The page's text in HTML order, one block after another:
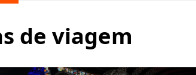
de viagem